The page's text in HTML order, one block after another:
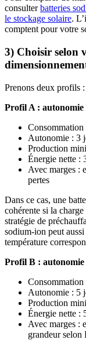
consulterbatteries
le stockage solaire.
comptent pour votre
3) Choisir selon
Prenons deux profils :
Profil A : autonomie
Autonomie : 3
Production
Énergie nette :
Avec marges :
pertes
Dans ce cas, une
cohérente si la
stratégie de
sodium-ion peut
température
Profil B : autonomie
Autonomie : 5
Production
Énergie nette :
Avec marges :
grandeur selon